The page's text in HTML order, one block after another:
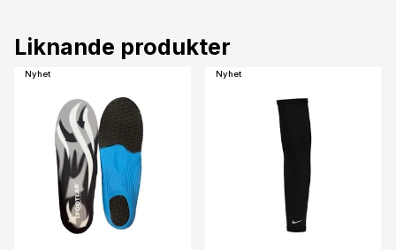
Liknande produkter
Nyhet Nyhet